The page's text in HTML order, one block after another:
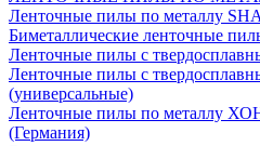
Ленточные пилы по металлу
Биметаллические ленточные
Ленточные пилы с
Ленточные пилы с
(универсальные)
Ленточные пилы по металлу
(Германия)